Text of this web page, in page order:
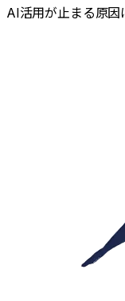
AI活用が止まる原因